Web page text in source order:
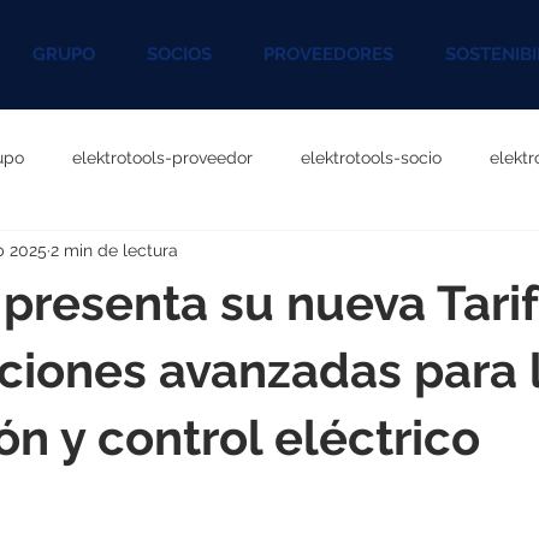
GRUPO SOCIOS PROVEEDORES
elektrotools-proveedor elektrotools-socio
P060000 elektrotools-P027000
P096000 elektrotools-P041000 elektrotools-
P046000 elektrotools-P121000 elektrotools-
su nueva
avanzadas para
y control eléctrico
2025 2 min de lectura